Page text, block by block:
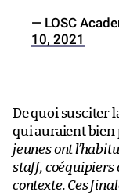
— LOSC
10, 2021
De quoi susciter
qui auraient bien
jeunes ont
staff, coéquipiers
contexte. Ces